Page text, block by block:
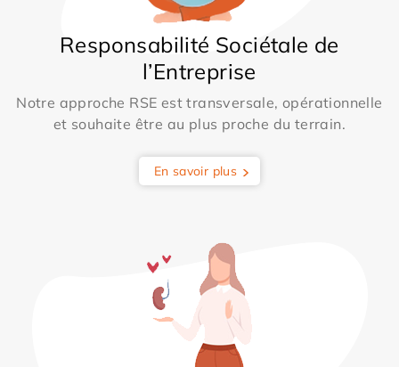
Responsabilité Sociétale de
l’Entreprise
Notre approche RSE est transversale, opérationnelle
et souhaite être au plus proche du terrain.
En savoir plus